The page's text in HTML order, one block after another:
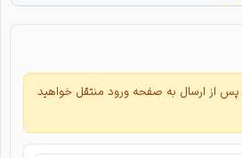
پس از ارسال به صفحه ورود منتقل خواهید